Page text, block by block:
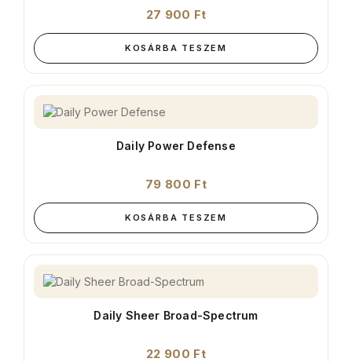
27 900 Ft
KOSÁRBA TESZEM
Daily Power Defense
79 800 Ft
KOSÁRBA TESZEM
Daily Sheer Broad-Spectrum
22 900 Ft